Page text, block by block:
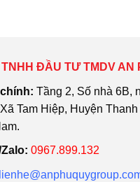
ĐẦU TƯ TMDV AN
Tầng 2, Số nhà 6B,
Tam Hiệp, Huyện
0967.899.132